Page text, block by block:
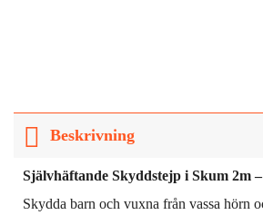
Beskrivning
Självhäftande Skyddstejp i Skum 2m
Skydda barn och vuxna från vassa hörn